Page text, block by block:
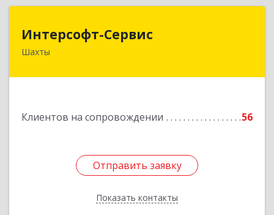
Интерсофт-Сервис
Шахты
Клиентов на сопровождении 56
Отправить заявку
Показать контакты
346480, Ростовская обл, Шахты г, Советская ул,
Отправить заявку
Назад